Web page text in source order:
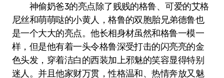
神偷奶爸3的亮点除了贱贱的格鲁、可爱的艾格
尼丝和萌萌哒的小黄人，格鲁的双胞胎兄弟德鲁也
是一个大大的亮点。他长相身材虽然和格鲁一模一
样，但是他有着一头令格鲁深受打击的闪亮亮的金
色头发，穿着洁白的西装加上邪魅的笑容显得特别
迷人。并且他家财万贯，性格温和、热情奔放又魅